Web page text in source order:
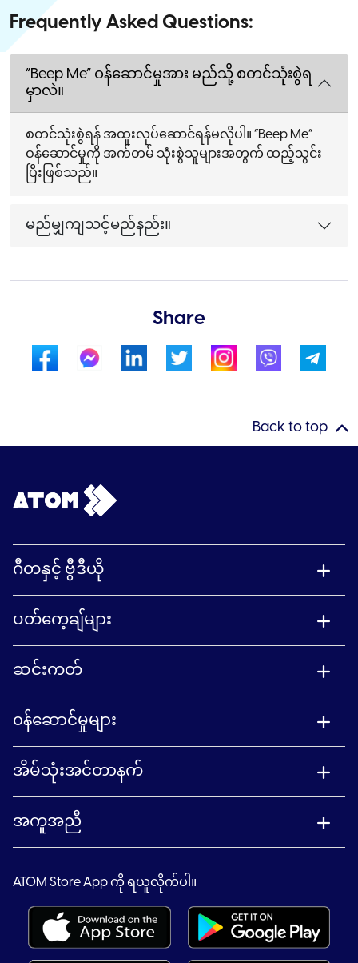
Frequently Asked Questions:
“Beep Me” ဝန်ဆောင်မှုအား မည်သို့ စတင်သုံးစွဲရ
မှာလဲ။
စတင်သုံးစွဲရန် အထူးလုပ်ဆောင်ရန်မလိုပါ။ “Beep Me”
ဝန်ဆောင်မှုကို အက်တမ် သုံးစွဲသူများအတွက် ထည့်သွင်း
ပြီးဖြစ်သည်။
မည်မျှကျသင့်မည်နည်း။
Share
Back to top
ဂီတနှင့် ဗွီဒီယို
ပတ်ကေ့ချ်များ
ဆင်းကတ်
၀န်ဆောင်မှုများ
အိမ်သုံးအင်တာနက်
အကူအညီ
ATOM Store App ကို ရယူလိုက်ပါ။